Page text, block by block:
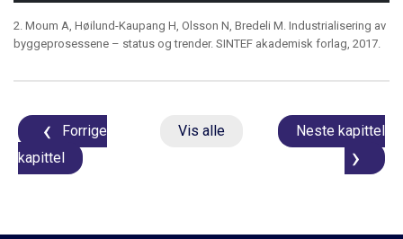
2. Moum A, Høilund-Kaupang H, Olsson N, Bredeli M. Industrialisering av
byggeprosessene – status og trender. SINTEF akademisk forlag, 2017.
Forrige
kapittel
Vis alle Neste kapittel